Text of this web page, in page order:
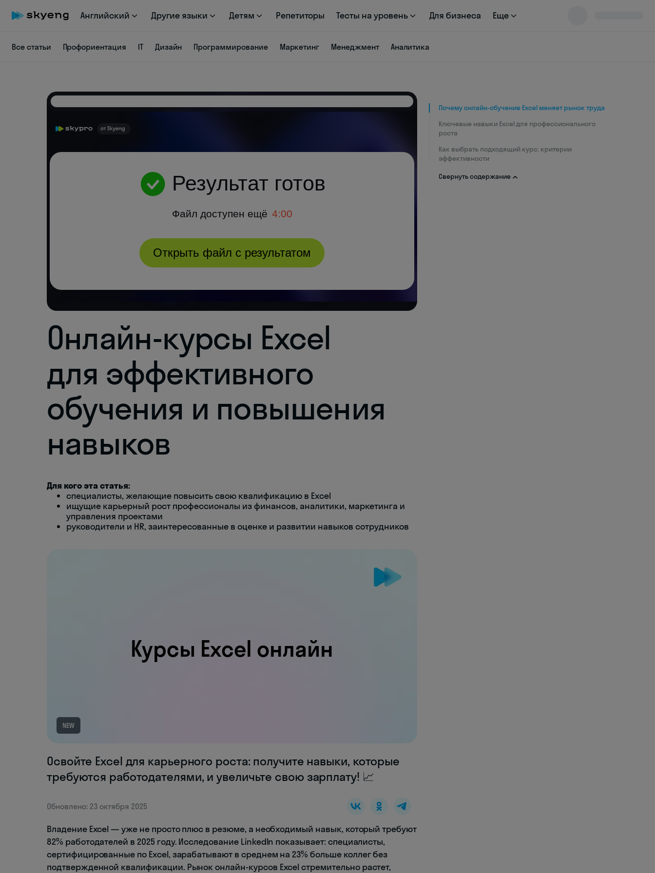
Английский Другие языки Детям Репетиторы Тесты на уровень Для бизнеса Еще
Все статьи Профориентация IT Дизайн Программирование Маркетинг Менеджмент Аналитика
Онлайн-курсы Excel
для эффективного
обучения и повышения
навыков
Для кого эта статья:
специалисты, желающие повысить свою квалификацию в Excel
ищущие карьерный рост профессионалы из финансов, аналитики, маркетинга и
управления проектами
руководители и HR, заинтересованные в оценке и развитии навыков сотрудников
NEW
Освойте Excel для карьерного роста: получите навыки, которые
требуются работодателями, и увеличьте свою зарплату! 📈
Обновлено: 23 октября 2025
Владение Excel — уже не просто плюс в резюме, а необходимый навык, который требуют
82% работодателей в 2025 году. Исследование LinkedIn показывает: специалисты,
сертифицированные по Excel, зарабатывают в среднем на 23% больше коллег без
подтвержденной квалификации. Рынок онлайн-курсов Excel стремительно растет,
Почему онлайн-обучение Excel меняет рынок труда
Ключевые навыки Excel для профессионального
роста
Как выбрать подходящий курс: критерии
эффективности
Свернуть содержание